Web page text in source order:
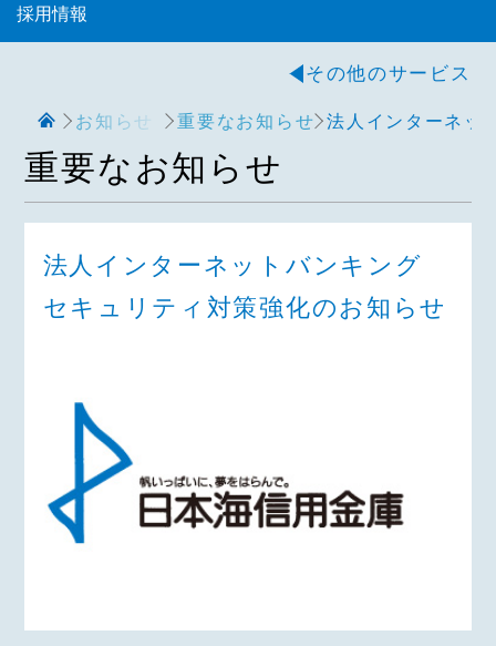
採用情報
その他のサービス
お知らせ 重要なお知らせ 法人インターネッ
重要なお知らせ
法人インターネットバンキング
セキュリティ対策強化のお知らせ